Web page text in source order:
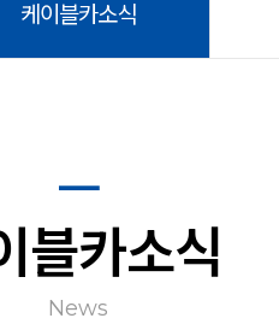
케이블카소식
블카소식
News